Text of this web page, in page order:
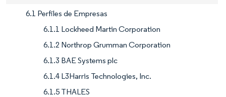
6.1 Perfiles de Empresas
6.1.1 Lockheed Martin Corporation
6.1.2 Northrop Grumman Corporation
6.1.3 BAE Systems plc
6.1.4 L3Harris Technologies, Inc.
6.1.5 THALES